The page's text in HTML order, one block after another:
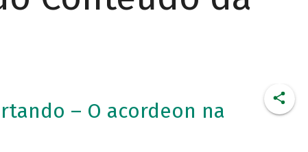
– O acordeon na